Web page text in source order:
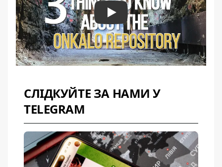
Play
СЛІДКУЙТЕ ЗА НАМИ У
TELEGRAM